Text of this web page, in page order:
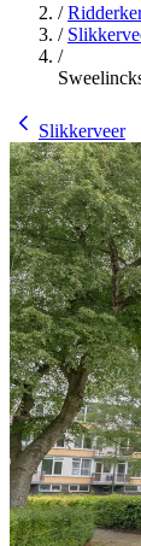
/
/
/
Slikkerveer